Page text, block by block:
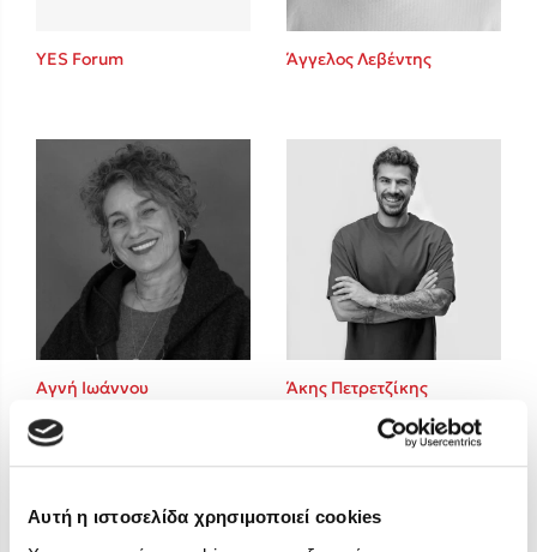
Αυτή η ιστοσελίδα χρησιμοποιεί cookies
Sebastian Fitzek
Κατρίνα Τσάνταλη
Lucinda Riley
Mimi Matthews
Benzamin Bécue
Rebecca Yarros
Teo Benedetti
Τζένη Κουτσοδημητροπούλου
Ali Hazelwood
Cori Doerrfeld
Pierdomenico Baccalario
Δανάη Ιμπραχήμ
YES Forum Άγγελος Λεβέντης
Αγνή Ιωάννου Άκης Πετρετζίκης